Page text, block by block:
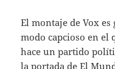
El montaje de Vox
modo capcioso en
hace un partido
la portada de El